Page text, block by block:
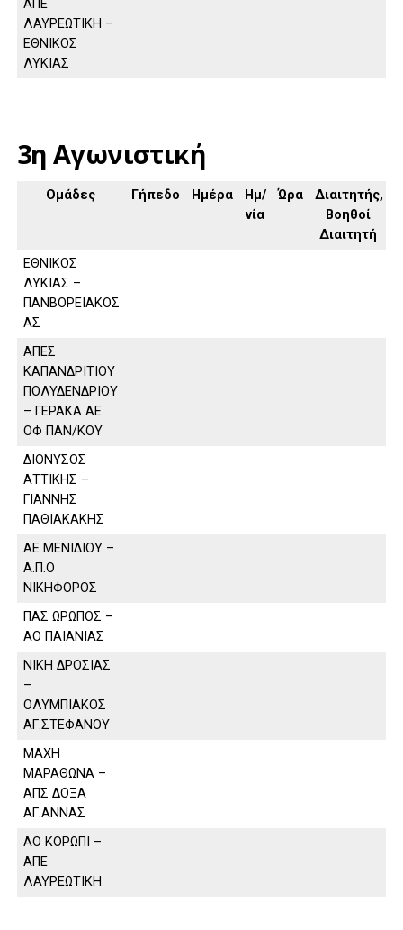
ΑΠΕ
ΛΑΥΡΕΩΤΙΚΗ –
ΕΘΝΙΚΟΣ
ΛΥΚΙΑΣ
3η Αγωνιστική
Ομάδες Γήπεδο Ημέρα
Ημ/
νία
Ώρα
Διαιτητής,
Βοηθοί
Διαιτητή
ΕΘΝΙΚΟΣ
ΛΥΚΙΑΣ –
ΠΑΝΒΟΡΕΙΑΚΟΣ
ΑΣ
ΑΠΕΣ
ΚΑΠΑΝΔΡΙΤΙΟΥ
ΠΟΛΥΔΕΝΔΡΙΟΥ
– ΓΕΡΑΚΑ ΑΕ
ΟΦ ΠΑΝ/ΚΟΥ
ΔΙΟΝΥΣΟΣ
ΑΤΤΙΚΗΣ –
ΓΙΑΝΝΗΣ
ΠΑΘΙΑΚΑΚΗΣ
ΑΕ ΜΕΝΙΔΙΟΥ –
Α.Π.Ο
ΝΙΚΗΦΟΡΟΣ
ΠΑΣ ΩΡΩΠΟΣ –
ΑΟ ΠΑΙΑΝΙΑΣ
ΝΙΚΗ ΔΡΟΣΙΑΣ
–
ΟΛΥΜΠΙΑΚΟΣ
ΑΓ.ΣΤΕΦΑΝΟΥ
ΜΑΧΗ
ΜΑΡΑΘΩΝΑ –
ΑΠΣ ΔΟΞΑ
ΑΓ.ΑΝΝΑΣ
ΑΟ ΚΟΡΩΠΙ –
ΑΠΕ
ΛΑΥΡΕΩΤΙΚΗ